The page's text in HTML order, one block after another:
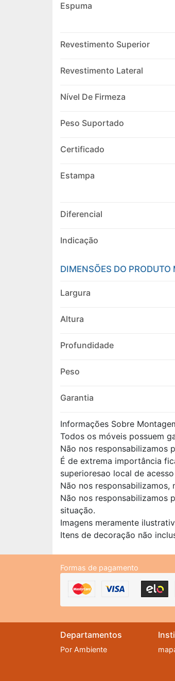
Espuma
Revestimento Superior
Revestimento Lateral
Nível De Firmeza
Peso Suportado
Certificado
Estampa
Diferencial
Indicação
DIMENSÕES DO PRODUTO
Largura
Altura
Profundidade
Peso
Garantia
Informações Sobre
Todos os móveis possuem
Não nos responsabilizamos
É de extrema importância
superioresao local de
Não nos
Não nos responsabilizamos
situação.
Imagens meramente
Itens de decoração não
Formas de pagamento
Departamentos
Por Ambiente